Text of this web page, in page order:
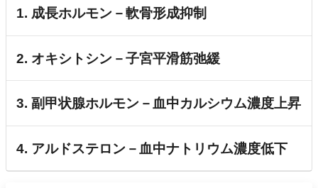
1. 成長ホルモン－軟骨形成抑制
2. オキシトシン－子宮平滑筋弛緩
3. 副甲状腺ホルモン－血中カルシウム濃度上昇
4. アルドステロン－血中ナトリウム濃度低下